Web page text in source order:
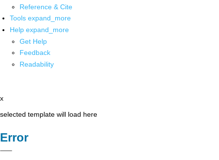
Reference & Cite
Tools expand_more
Help expand_more
Get Help
Feedback
Readability
x
selected template will load here
Error